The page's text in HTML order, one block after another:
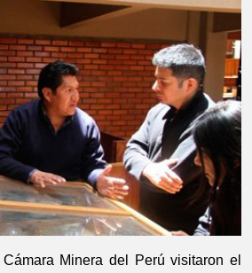
Minera del Perú visitaron el